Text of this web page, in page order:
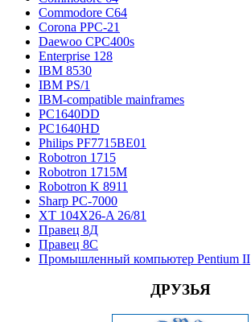
Commodore С64
Corona PPC-21
Daewoo CPC400s
Enterprise 128
IBM 8530
IBM PS/1
IBM-compatible mainframes
PC1640DD
PC1640HD
Philips PF7715BE01
Robotron 1715
Robotron 1715М
Robotron K 8911
Sharp PC-7000
XT 104X26-A 26/81
Правец 8Д
Правец 8С
Промышленный компьютер Pentium II
ДРУЗЬЯ